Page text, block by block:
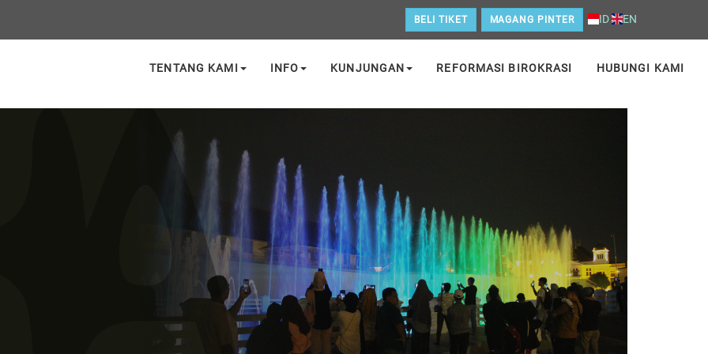
BELI TIKET MAGANG PINTER ID EN
TENTANG KAMI INFO KUNJUNGAN REFORMASI BIROKRASI HUBUNGI KAMI